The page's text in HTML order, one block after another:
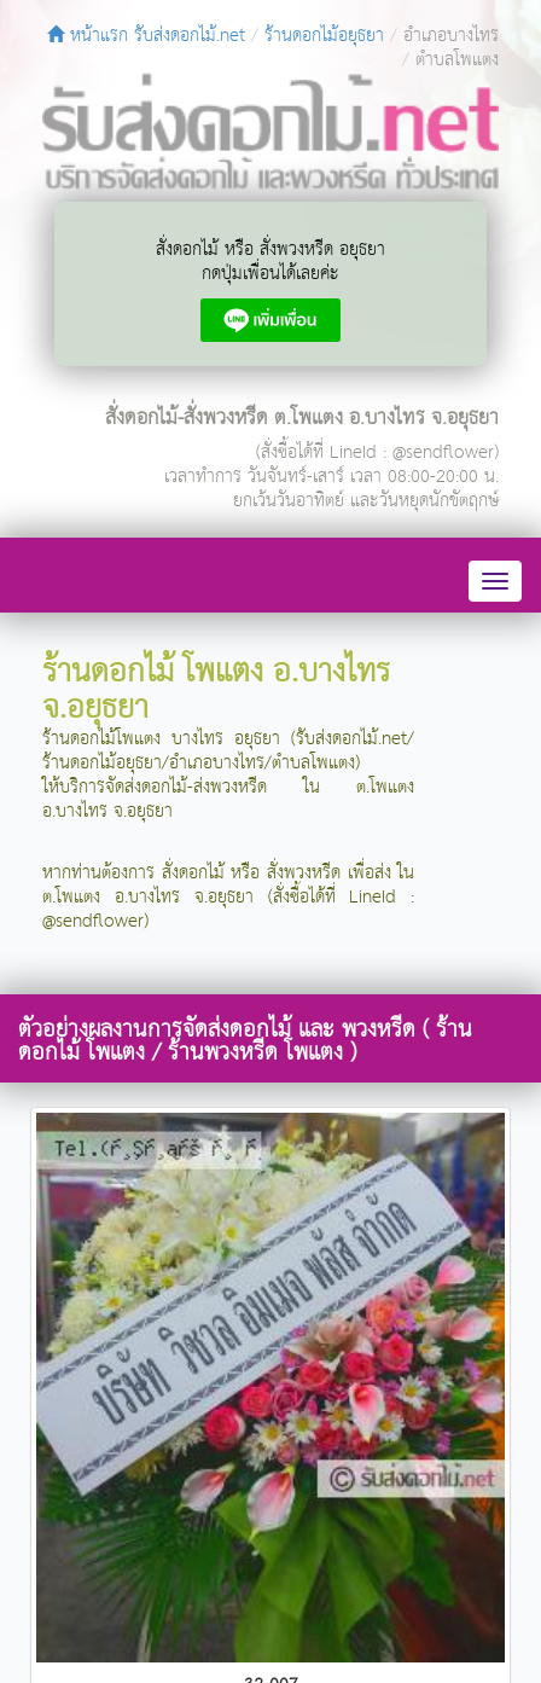
หน้าแรก รับส่งดอกไม้.net ร้านดอกไม้อยุธยา อำเภอบางไทร
ตำบลโพแตง
สั่งดอกไม้ หรือ สั่งพวงหรีด อยุธยา
กดปุ่มเพื่อนได้เลยค่ะ
สั่งดอกไม้-สั่งพวงหรีด ต.โพแตง อ.บางไทร จ.อยุธยา
(สั่งซื้อได้ที่ LineId : @sendflower)
เวลาทำการ วันจันทร์-เสาร์ เวลา 08:00-20:00 น.
ยกเว้นวันอาทิตย์ และวันหยุดนักขัตฤกษ์
ร้านดอกไม้ โพแตง อ.บางไทร
จ.อยุธยา
ร้านดอกไม้โพแตง บางไทร อยุธยา (รับส่งดอกไม้.net/
ร้านดอกไม้อยุธยา/อำเภอบางไทร/ตำบลโพแตง)
ให้บริการจัดส่งดอกไม้-ส่งพวงหรีด ใน ต.โพแตง
อ.บางไทร จ.อยุธยา
หากท่านต้องการ สั่งดอกไม้ หรือ สั่งพวงหรีด เพื่อส่ง ใน
ต.โพแตง อ.บางไทร จ.อยุธยา (สั่งซื้อได้ที่ LineId :
@sendflower)
ตัวอย่างผลงานการจัดส่งดอกไม้ และ พวงหรีด ( ร้าน
ดอกไม้ โพแตง / ร้านพวงหรีด โพแตง )